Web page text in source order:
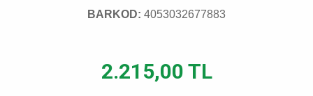
BARKOD: 4053032677883
2.215,00 TL